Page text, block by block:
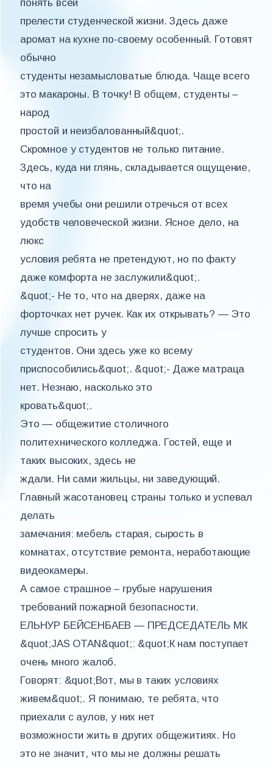
понять всей
прелести студенческой жизни. Здесь даже
аромат на кухне по-своему особенный. Готовят
обычно
студенты незамысловатые блюда. Чаще всего
это макароны. В точку! В общем, студенты –
народ
простой и неизбалованный&quot;.
Скромное у студентов не только питание.
Здесь, куда ни глянь, складывается ощущение,
что на
время учебы они решили отречься от всех
удобств человеческой жизни. Ясное дело, на
люкс
условия ребята не претендуют, но по факту
даже комфорта не заслужили&quot;.
&quot;- Не то, что на дверях, даже на
форточках нет ручек. Как их открывать? — Это
лучше спросить у
студентов. Они здесь уже ко всему
приспособились&quot;. &quot;- Даже матраца
нет. Незнаю, насколько это
кровать&quot;.
Это — общежитие столичного
политехнического колледжа. Гостей, еще и
таких высоких, здесь не
ждали. Ни сами жильцы, ни заведующий.
Главный жасотановец страны только и успевал
делать
замечания: мебель старая, сырость в
комнатах, отсутствие ремонта, неработающие
видеокамеры.
А самое страшное – грубые нарушения
требований пожарной безопасности.
ЕЛЬНУР БЕЙСЕНБАЕВ — ПРЕДСЕДАТЕЛЬ МК
&quot;JAS OTAN&quot;: &quot;К нам поступает
очень много жалоб.
Говорят: &quot;Вот, мы в таких условиях
живем&quot;. Я понимаю, те ребята, что
приехали с аулов, у них нет
возможности жить в других общежитиях. Но
это не значит, что мы не должны решать